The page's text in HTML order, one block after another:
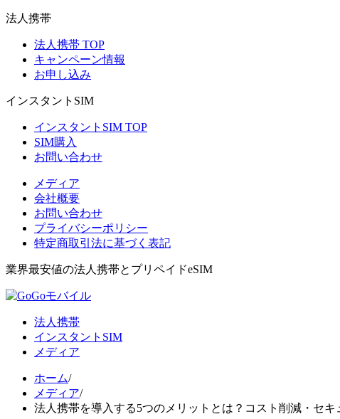
法人携帯
法人携帯 TOP
キャンペーン情報
お申し込み
インスタントSIM
インスタントSIM TOP
SIM購入
お問い合わせ
メディア
会社概要
お問い合わせ
プライバシーポリシー
特定商取引法に基づく表記
業界最安値の法人携帯とプリペイドeSIM
法人携帯
インスタントSIM
メディア
ホーム/
メディア/
法人携帯を導入する5つのメリットとは？コスト削減・セキ